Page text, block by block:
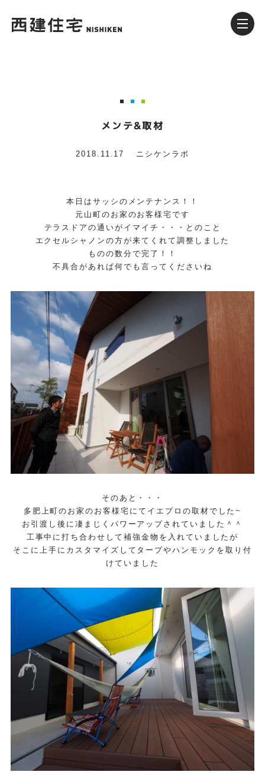
メンテ&取材
2018.11.17 ニシケンラボ
本日はサッシのメンテナンス！！
元山町のお家のお客様宅です
テラスドアの通いがイマイチ・・・とのこと
エクセルシャノンの方が来てくれて調整しました
ものの数分で完了！！
不具合があれば何でも言ってくださいね
そのあと・・・
多肥上町のお家のお客様宅にてイエプロの取材でした~
お引渡し後に凄まじくパワーアップされていました＾＾
工事中に打ち合わせして補強金物を入れていましたが
そこに上手にカスタマイズしてタープやハンモックを取り付
けていました